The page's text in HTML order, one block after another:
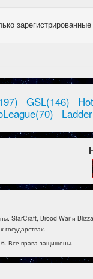
GSL(146)
StarCraft, Brood War и
Все права защищены.